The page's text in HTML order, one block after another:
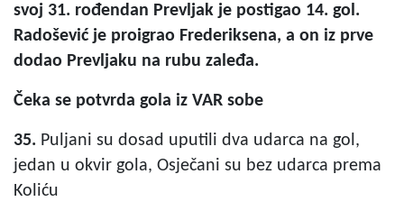
svoj 31. rođendan Prevljak je postigao 14. gol.
Radošević je proigrao Frederiksena, a on iz prve
dodao Prevljaku na rubu zaleđa.
Čeka se potvrda gola iz VAR sobe
35. Puljani su dosad uputili dva udarca na gol,
jedan u okvir gola, Osječani su bez udarca prema
Koliću